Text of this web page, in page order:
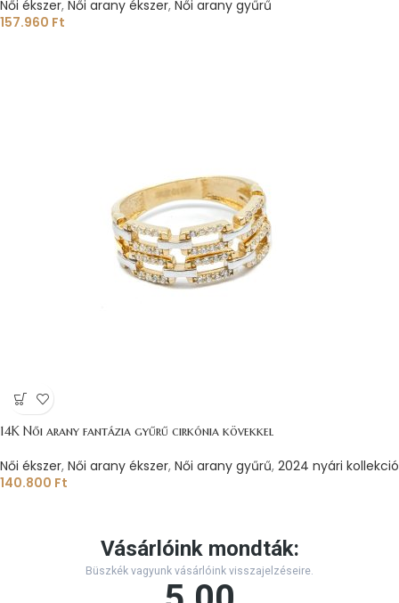
Női ékszer, Női arany ékszer, Női arany gyűrű
157.960 Ft
14K Női arany fantázia gyűrű cirkónia kövekkel
Női ékszer, Női arany ékszer, Női arany gyűrű, 2024 nyári kollekció
140.800 Ft